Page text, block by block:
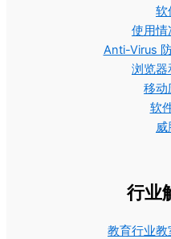
软
使用情
Anti-Virus
浏览器
移动
软
威
行业
教育行业